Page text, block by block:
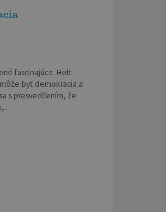
fascinujúce. Hett
byť demokracia a
s presvedčením, že